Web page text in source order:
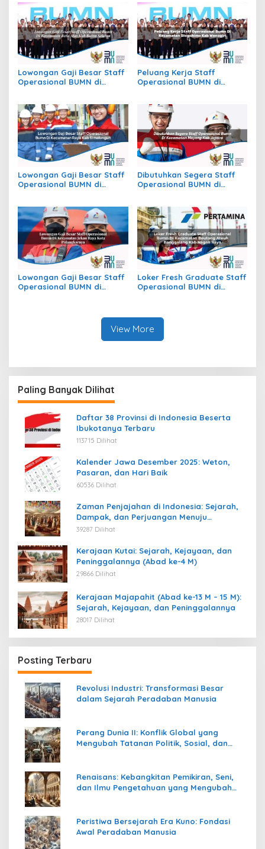
Lowongan Gaji Besar Staff
Operasional BUMN di
Peluang Kerja Staff
Operasional BUMN di
Lowongan Gaji Besar Staff
Operasional BUMN di
Dibutuhkan Segera Staff
Operasional BUMN di
Lowongan Gaji Besar Staff
Operasional BUMN di
Loker Fresh Graduate Staff
Operasional BUMN di
View More
Paling Banyak Dilihat
Daftar 38 Provinsi di Indonesia Beserta
Ibukotanya Terbaru
113715 Dilihat
Kalender Jawa Desember 2025: Weton,
Pasaran, dan Hari Baik
60536 Dilihat
Zaman Penjajahan di Indonesia: Sejarah,
Dampak, dan Perjuangan Menuju
Kemerdekaan
39287 Dilihat
Kerajaan Kutai: Sejarah, Kejayaan, dan
Peninggalannya (Abad ke-4 M)
29866 Dilihat
Kerajaan Majapahit (Abad ke-13 M – 15 M):
Sejarah, Kejayaan, dan Peninggalannya
28017 Dilihat
Posting Terbaru
Revolusi Industri: Transformasi Besar
dalam Sejarah Peradaban Manusia
Perang Dunia II: Konflik Global yang
Mengubah Tatanan Politik, Sosial, dan
Renaisans: Kebangkitan Pemikiran, Seni,
dan Ilmu Pengetahuan yang Mengubah
Peristiwa Bersejarah Era Kuno: Fondasi
Awal Peradaban Manusia